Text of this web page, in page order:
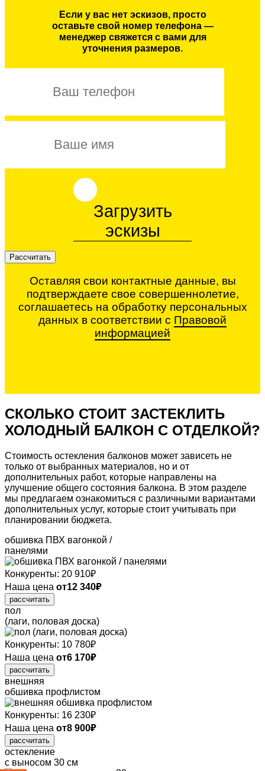
Если у вас нет эскизов, просто
оставьте свой номер телефона —
менеджер свяжется с вами для
уточнения размеров.
Загрузить
эскизы
Рассчитать
Оставляя свои контактные данные, вы
подтверждаете свое совершеннолетие,
соглашаетесь на обработку персональных
данных в соответствии с Правовой
информацией
СКОЛЬКО СТОИТ ЗАСТЕКЛИТЬ
ХОЛОДНЫЙ БАЛКОН С ОТДЕЛКОЙ?
Стоимость остекления балконов может зависеть не
только от выбранных материалов, но и от
дополнительных работ, которые направлены на
улучшение общего состояния балкона. В этом разделе
мы предлагаем ознакомиться с различными вариантами
дополнительных услуг, которые стоит учитывать при
планировании бюджета.
обшивка ПВХ вагонкой /
панелями
Конкуренты: 20 910₽
Наша цена от12 340₽
рассчитать
пол
(лаги, половая доска)
Конкуренты: 10 780₽
Наша цена от6 170₽
рассчитать
внешняя
обшивка профлистом
Конкуренты: 16 230₽
Наша цена от8 900₽
рассчитать
остекление
с выносом 30 см